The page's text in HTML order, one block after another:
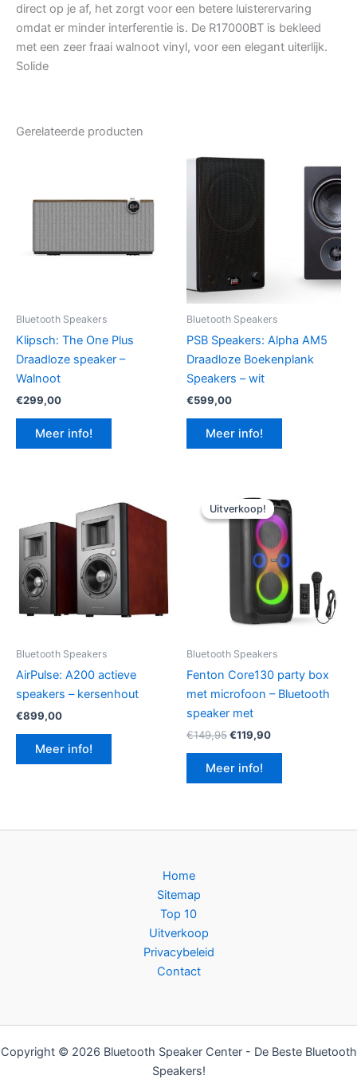
direct op je af, het zorgt voor een betere luisterervaring
omdat er minder interferentie is. De R17000BT is bekleed
met een zeer fraai walnoot vinyl, voor een elegant uiterlijk.
Solide
Gerelateerde producten
Bluetooth Speakers
Klipsch: The One Plus
Draadloze speaker –
Walnoot
€299,00
Meer info!
Bluetooth Speakers
PSB Speakers: Alpha AM5
Draadloze Boekenplank
Speakers – wit
€599,00
Meer info!
Bluetooth Speakers
AirPulse: A200 actieve
speakers – kersenhout
€899,00
Meer info!
Uitverkoop!
Uitverkoop!
Bluetooth Speakers
Fenton Core130 party box
met microfoon – Bluetooth
speaker met
€149,95Oorspronkelijke
was:
€149,95.
€119,90Huidige
Meer info!
Home
Sitemap
Top 10
Uitverkoop
Privacybeleid
Contact
Copyright © 2026 Bluetooth Speaker Center - De Beste Bluetooth
Speakers!